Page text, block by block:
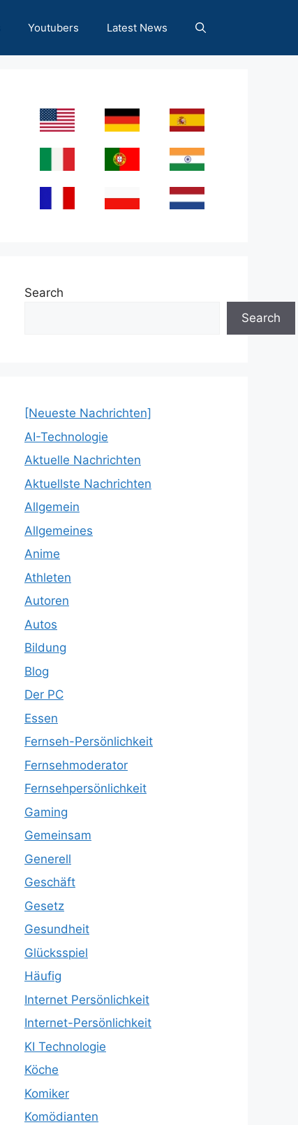
Youtubers Latest News
Search
Search
[Neueste Nachrichten]
AI-Technologie
Aktuelle Nachrichten
Aktuellste Nachrichten
Allgemein
Allgemeines
Anime
Athleten
Autoren
Autos
Bildung
Blog
Der PC
Essen
Fernseh-Persönlichkeit
Fernsehmoderator
Fernsehpersönlichkeit
Gaming
Gemeinsam
Generell
Geschäft
Gesetz
Gesundheit
Glücksspiel
Häufig
Internet Persönlichkeit
Internet-Persönlichkeit
KI Technologie
Köche
Komiker
Komödianten